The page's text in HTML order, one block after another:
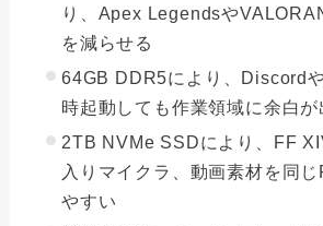
り、Apex Legendsや
を減らせる
64GB DDR5により、Discord
時起動しても作業領域に余白が
2TB NVMe SSDにより、FF
入りマイクラ、動画素材を同
やすい